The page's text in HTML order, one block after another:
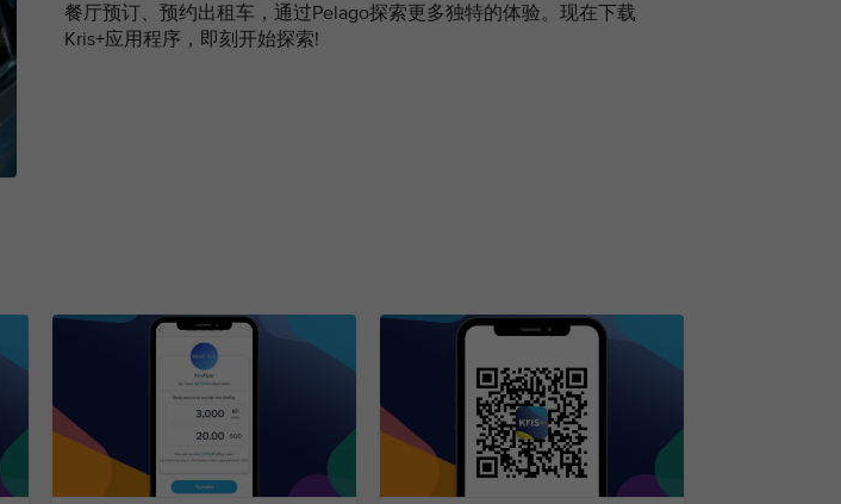
餐厅预订、预约出租车，通过Pelago探索更多独特的体验。现在下载
Kris+应用程序，即刻开始探索!